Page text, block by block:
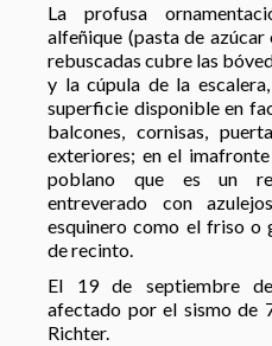
La profusa
alfeñique (pasta de
rebuscadas cubre las
y la cúpula de la
superficie disponible en
balcones, cornisas,
exteriores; en el
poblano que es un
entreverado con
esquinero como el friso o
de recinto.
El 19 de septiembre
afectado por el sismo de
Richter.